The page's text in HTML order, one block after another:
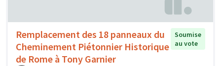
Remplacement des 18 panneaux du
Cheminement Piétonnier Historique
de Rome à Tony Garnier
Soumise
au vote